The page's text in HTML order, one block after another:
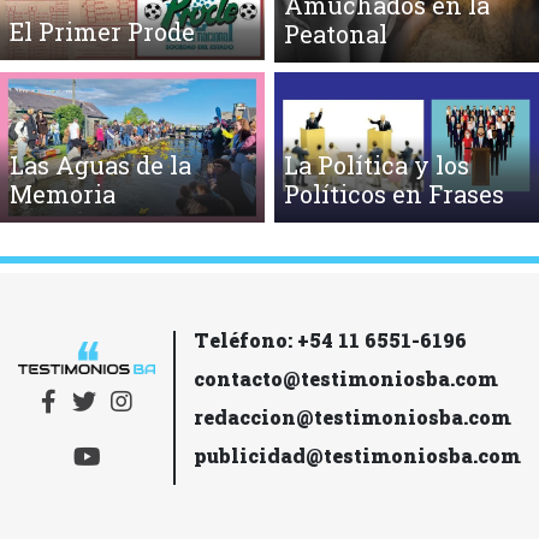
El Primer Prode
Peatonal
Las Aguas de la
Memoria
La Política y los
Políticos en Frases
Teléfono: +54 11 6551-6196
contacto@testimoniosba.com
redaccion@testimoniosba.com
publicidad@testimoniosba.com